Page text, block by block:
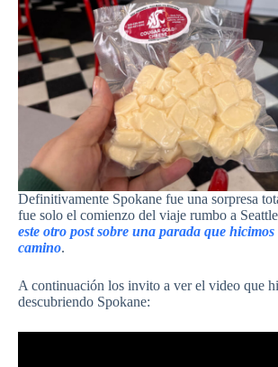
Definitivamente Spokane fue una sorpresa
fue solo el comienzo del viaje rumbo a
este otro post sobre una parada que hicimos
camino.
A continuación los invito a ver el video que
descubriendo Spokane: